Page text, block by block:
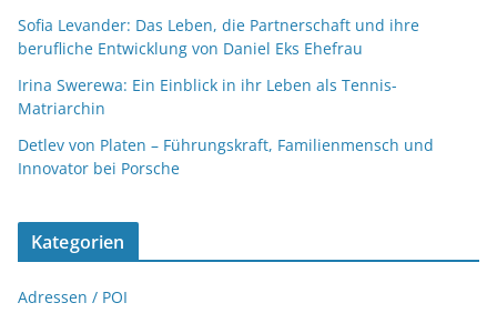
Sofia Levander: Das Leben, die Partnerschaft und ihre
berufliche Entwicklung von Daniel Eks Ehefrau
Irina Swerewa: Ein Einblick in ihr Leben als Tennis-
Matriarchin
Detlev von Platen – Führungskraft, Familienmensch und
Innovator bei Porsche
Kategorien
Adressen / POI